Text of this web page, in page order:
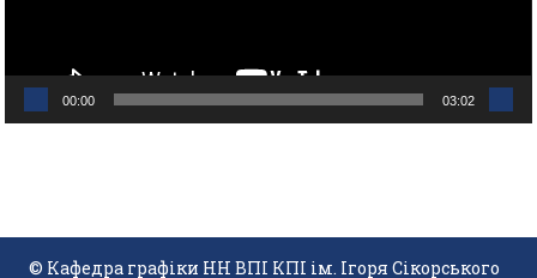
00:00 03:02
© Кафедра графіки НН ВПІ КПІ ім. Ігоря Сікорського